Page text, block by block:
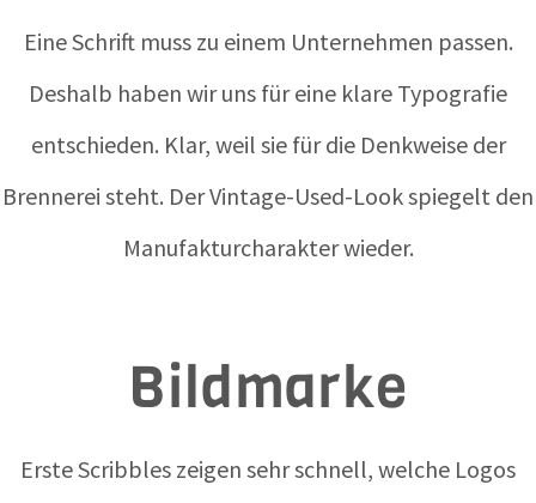
Eine Schrift muss zu einem Unternehmen passen.
Deshalb haben wir uns für eine klare Typografie
entschieden. Klar, weil sie für die Denkweise der
Brennerei steht. Der Vintage-Used-Look spiegelt den
Manufakturcharakter wieder.
Bildmarke
Erste Scribbles zeigen sehr schnell, welche Logos